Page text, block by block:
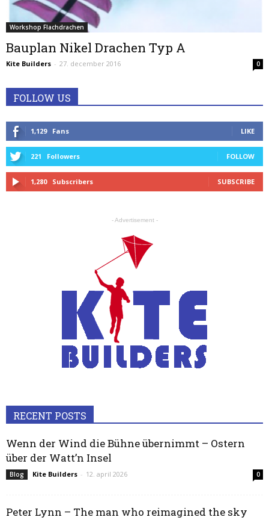
Workshop Flachdrachen
Bauplan Nikel Drachen Typ A
Kite Builders - 27. december 2016 0
FOLLOW US
1,129 Fans LIKE
221 Followers FOLLOW
1,280 Subscribers SUBSCRIBE
- Advertisement -
RECENT POSTS
Wenn der Wind die Bühne übernimmt – Ostern
über der Watt’n Insel
Blog Kite Builders - 12. april 2026 0
Peter Lynn – The man who reimagined the sky